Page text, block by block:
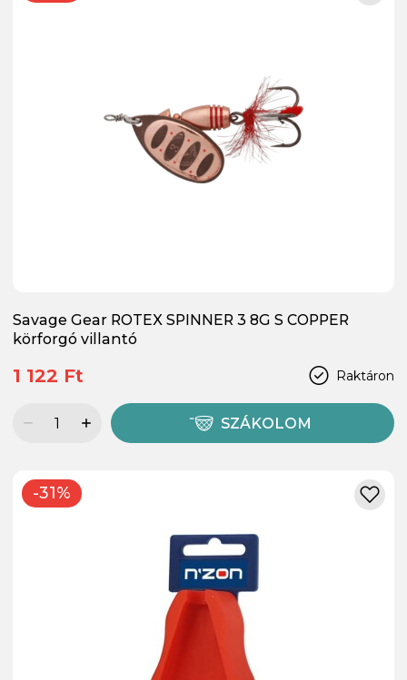
Savage Gear ROTEX SPINNER 3 8G S COPPER
körforgó villantó
Raktáron
1 122 Ft
SZÁKOLOM
-31%